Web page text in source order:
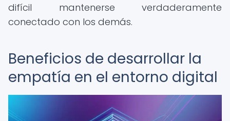
difícil mantenerse verdaderamente
conectado con los demás.
Beneficios de desarrollar la
empatía en el entorno digital